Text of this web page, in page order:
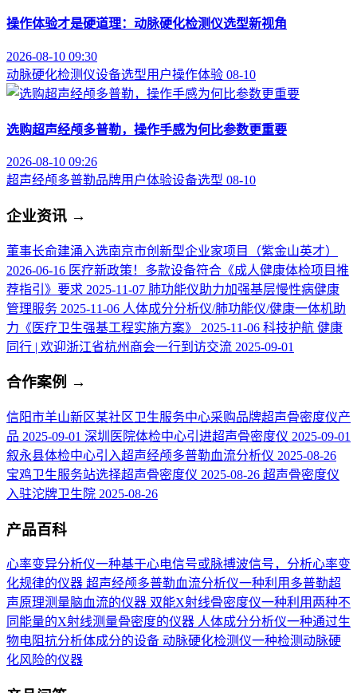
操作体验才是硬道理：动脉硬化检测仪选型新视角
2026-08-10 09:30
动脉硬化检测仪设备选型用户操作体验 08-10
选购超声经颅多普勒，操作手感为何比参数更重要
2026-08-10 09:26
超声经颅多普勒品牌用户体验设备选型 08-10
企业资讯 →
董事长俞建涌入选南京市创新型企业家项目（紫金山英才）
2026-06-16 医疗新政策！多款设备符合《成人健康体检项目推
荐指引》要求 2025-11-07 肺功能仪助力加强基层慢性病健康
管理服务 2025-11-06 人体成分分析仪/肺功能仪/健康一体机助
力《医疗卫生强基工程实施方案》
2025-11-06 科技护航 健康
同行 | 欢迎浙江省杭州商会一行到访交流 2025-09-01
合作案例 →
信阳市羊山新区某社区卫生服务中心采购品牌超声骨密度仪产
品 2025-09-01 深圳医院体检中心引进超声骨密度仪 2025-09-01
叙永县体检中心引入超声经颅多普勒血流分析仪 2025-08-26
宝鸡卫生服务站选择超声骨密度仪 2025-08-26 超声骨密度仪
入驻沱牌卫生院 2025-08-26
产品百科
心率变异分析仪一种基于心电信号或脉搏波信号，分析心率变
化规律的仪器 超声经颅多普勒血流分析仪一种利用多普勒超
声原理测量脑血流的仪器 双能X射线骨密度仪一种利用两种不
同能量的X射线测量骨密度的仪器 人体成分分析仪一种通过生
物电阻抗分析体成分的设备 动脉硬化检测仪一种检测动脉硬
化风险的仪器